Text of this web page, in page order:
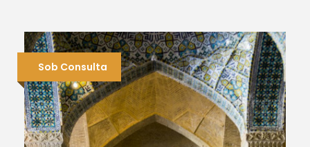
Sob Consulta